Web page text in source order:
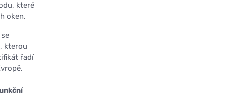
které
oken.
kterou
řadí